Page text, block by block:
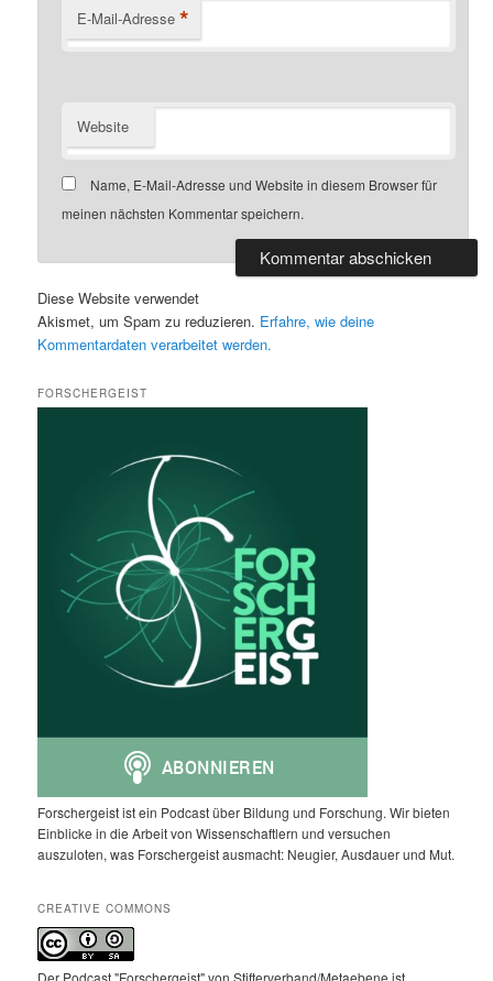
E-Mail-Adresse *
Website
Name, E-Mail-Adresse und Website in diesem Browser für
meinen nächsten Kommentar speichern.
Diese Website verwendet
Akismet, um Spam zu reduzieren. Erfahre, wie deine
Kommentardaten verarbeitet werden.
FORSCHERGEIST
Forschergeist ist ein Podcast über Bildung und Forschung. Wir bieten
Einblicke in die Arbeit von Wissenschaftlern und versuchen
auszuloten, was Forschergeist ausmacht: Neugier, Ausdauer und Mut.
CREATIVE COMMONS